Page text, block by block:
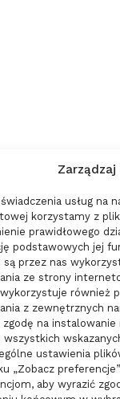
usług na
korzystamy z
prawidłowego
podstawowych jej
są przez nas
ze strony
również
z zewnętrznych
zgodę na
wszystkich
ustawienia
„Zobacz
aby wyrazić